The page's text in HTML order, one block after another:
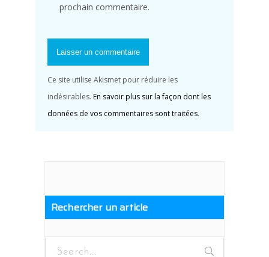
prochain commentaire.
Ce site utilise Akismet pour réduire les
indésirables. En savoir plus sur la façon dont les
données de vos commentaires sont traitées.
Rechercher un article
Search